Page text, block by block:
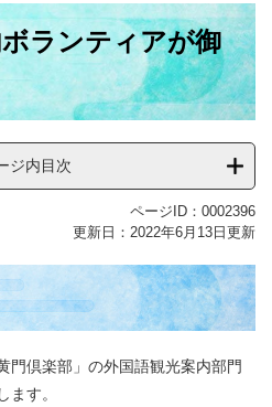
ランティアが御
ジ内目次
ページID：0002396
更新日：2022年6月13日更新
門倶楽部」の外国語観光案内部門
ます。